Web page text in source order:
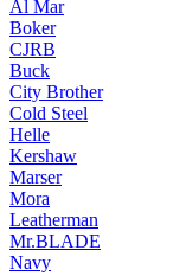
Al Mar
Boker
CJRB
Buck
City Brother
Cold Steel
Helle
Kershaw
Marser
Mora
Leatherman
Mr.BLADE
Navy